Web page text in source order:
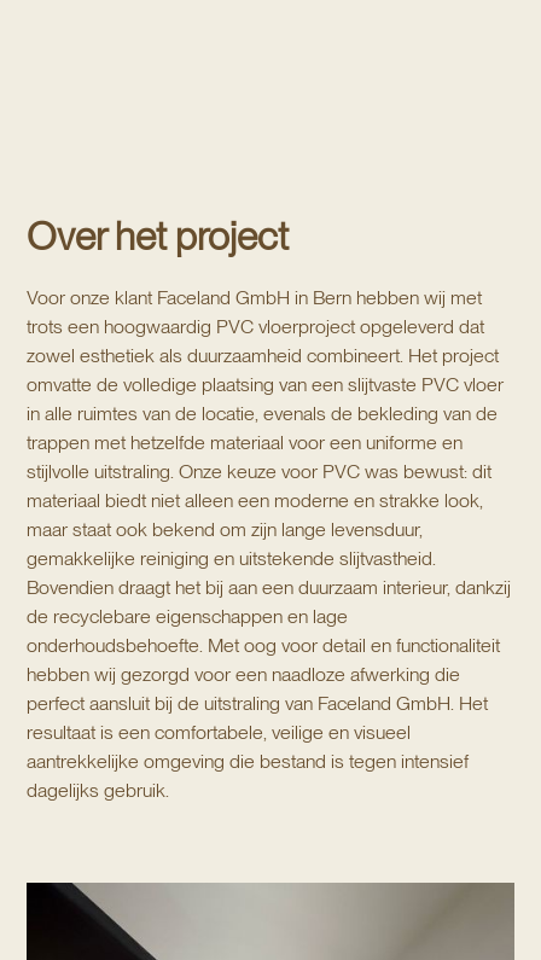
Over het project
Voor onze klant Faceland GmbH in Bern hebben wij met
trots een hoogwaardig PVC vloerproject opgeleverd dat
zowel esthetiek als duurzaamheid combineert. Het project
omvatte de volledige plaatsing van een slijtvaste PVC vloer
in alle ruimtes van de locatie, evenals de bekleding van de
trappen met hetzelfde materiaal voor een uniforme en
stijlvolle uitstraling. Onze keuze voor PVC was bewust: dit
materiaal biedt niet alleen een moderne en strakke look,
maar staat ook bekend om zijn lange levensduur,
gemakkelijke reiniging en uitstekende slijtvastheid.
Bovendien draagt het bij aan een duurzaam interieur, dankzij
de recyclebare eigenschappen en lage
onderhoudsbehoefte. Met oog voor detail en functionaliteit
hebben wij gezorgd voor een naadloze afwerking die
perfect aansluit bij de uitstraling van Faceland GmbH. Het
resultaat is een comfortabele, veilige en visueel
aantrekkelijke omgeving die bestand is tegen intensief
dagelijks gebruik.